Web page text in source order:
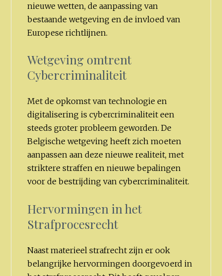
nieuwe wetten, de aanpassing van
bestaande wetgeving en de invloed van
Europese richtlijnen.
Wetgeving omtrent
Cybercriminaliteit
Met de opkomst van technologie en
digitalisering is cybercriminaliteit een
steeds groter probleem geworden. De
Belgische wetgeving heeft zich moeten
aanpassen aan deze nieuwe realiteit, met
striktere straffen en nieuwe bepalingen
voor de bestrijding van cybercriminaliteit.
Hervormingen in het
Strafprocesrecht
Naast materieel strafrecht zijn er ook
belangrijke hervormingen doorgevoerd in